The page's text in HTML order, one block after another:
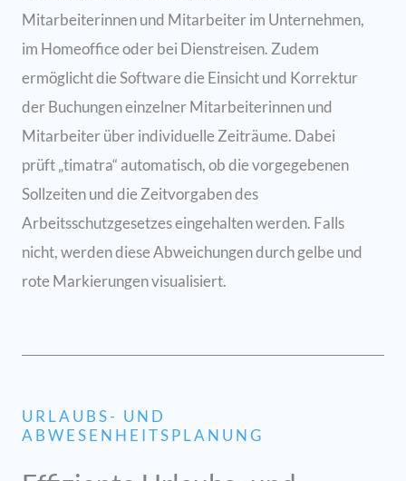
Mitarbeiterinnen und Mitarbeiter im Unternehmen,
im Homeoffice oder bei Dienstreisen. Zudem
ermöglicht die Software die Einsicht und Korrektur
der Buchungen einzelner Mitarbeiterinnen und
Mitarbeiter über individuelle Zeiträume. Dabei
prüft „timatra“ automatisch, ob die vorgegebenen
Sollzeiten und die Zeitvorgaben des
Arbeitsschutzgesetzes eingehalten werden. Falls
nicht, werden diese Abweichungen durch gelbe und
rote Markierungen visualisiert.
URLAUBS- UND
ABWESENHEITSPLANUNG